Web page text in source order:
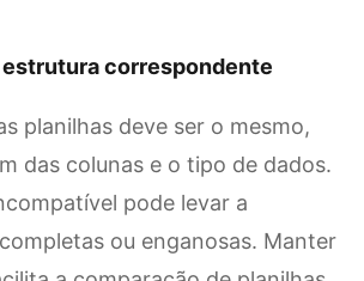
estrutura correspondente
planilhas deve ser o mesmo,
das colunas e o tipo de dados.
pode levar a
ou enganosas. Manter